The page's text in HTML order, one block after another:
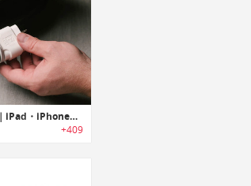
Snap Back 18W｜iPad・iPhoneの充電ケーブル巻き付けてコンパクトにまとめられるチャージャーワインダー「スナップバック」
+409